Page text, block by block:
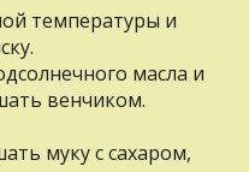
температуры и
масла и
венчиком.
муку с сахаром,